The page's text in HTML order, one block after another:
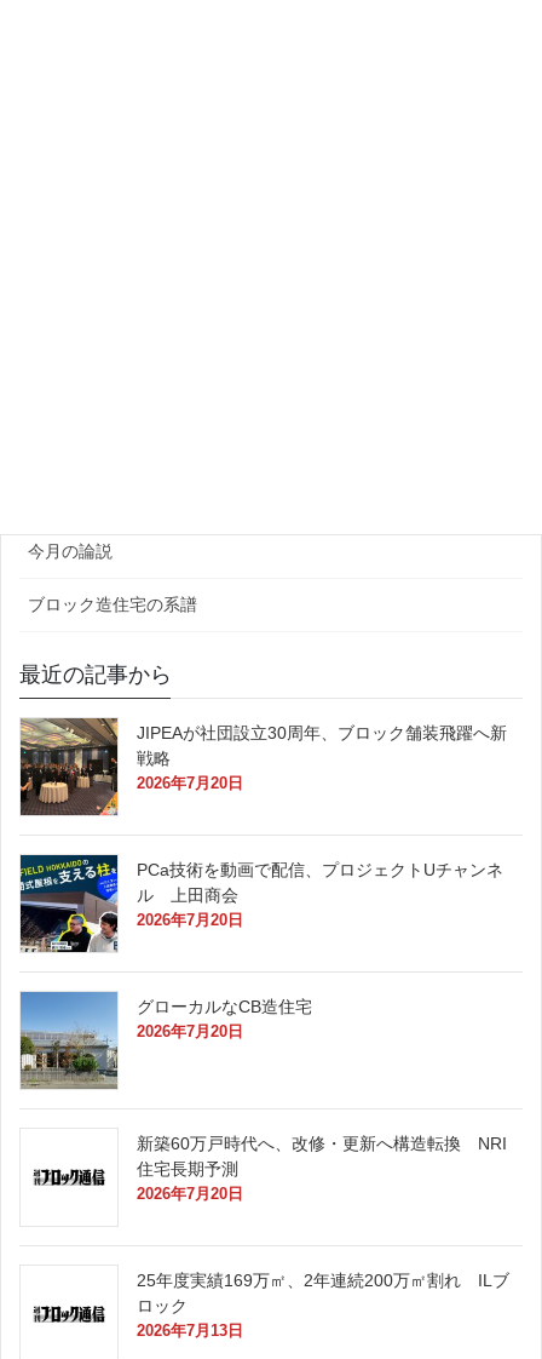
今月の論説
ブロック造住宅の系譜
最近の記事から
JIPEAが社団設立30周年、ブロック舗装飛躍へ新
戦略
2026年7月20日
PCa技術を動画で配信、プロジェクトUチャンネ
ル 上田商会
2026年7月20日
グローカルなCB造住宅
2026年7月20日
新築60万戸時代へ、改修・更新へ構造転換 NRI
住宅長期予測
2026年7月20日
25年度実績169万㎡、2年連続200万㎡割れ ILブ
ロック
2026年7月13日